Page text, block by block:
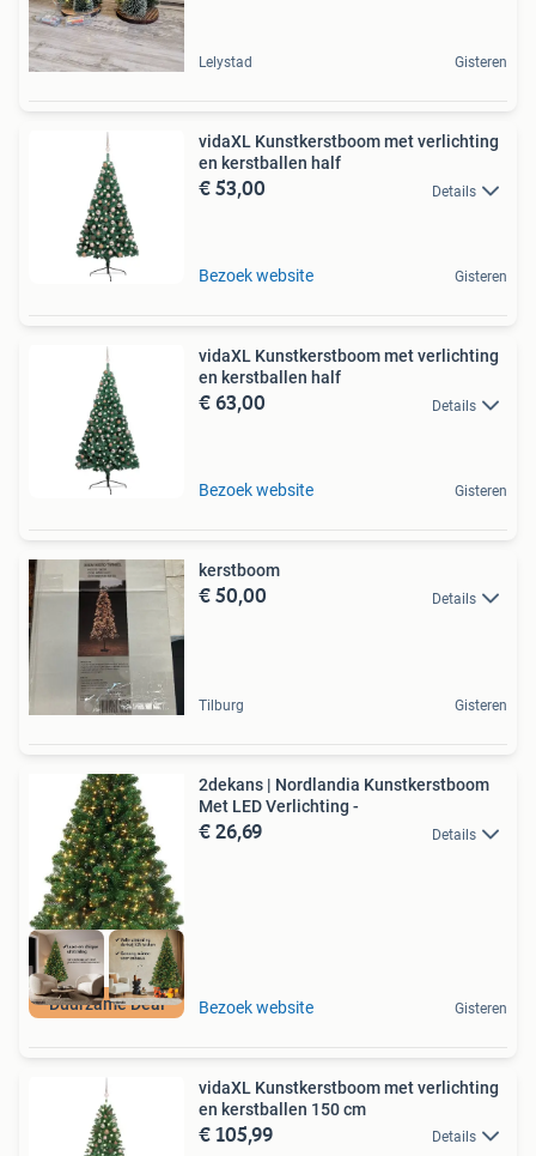
Lelystad Gisteren
vidaXL Kunstkerstboom met verlichting
en kerstballen half
€ 53,00 Details
Bezoek website Gisteren
vidaXL Kunstkerstboom met verlichting
en kerstballen half
€ 63,00 Details
Bezoek website Gisteren
kerstboom
€ 50,00 Details
Tilburg Gisteren
Duurzame Deal
2dekans | Nordlandia Kunstkerstboom
Met LED Verlichting -
€ 26,69 Details
Bezoek website Gisteren
vidaXL Kunstkerstboom met verlichting
en kerstballen 150 cm
€ 105,99 Details